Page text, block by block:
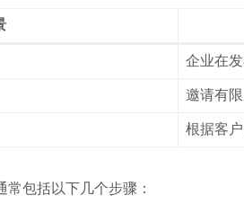
企业在
邀请有
根据客
包括以下几个步骤：